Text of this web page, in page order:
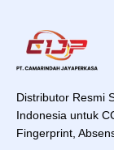
Distributor Resmi
Indonesia untuk
Fingerprint,